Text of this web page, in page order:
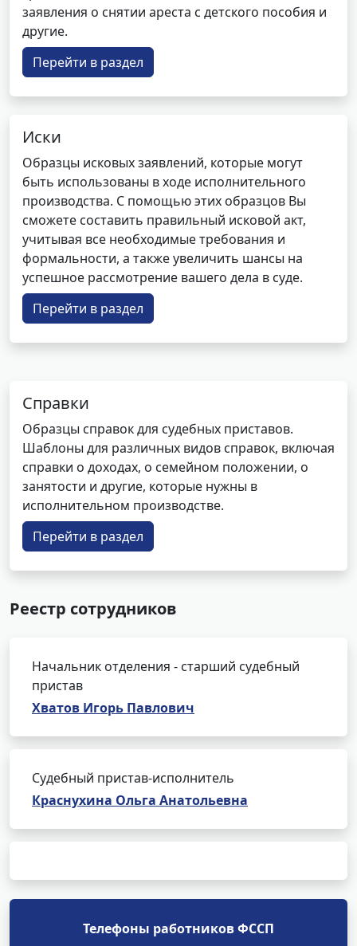
заявления о снятии ареста с детского пособия и
другие.
Перейти в раздел
Иски
Образцы исковых заявлений, которые могут
быть использованы в ходе исполнительного
производства. С помощью этих образцов Вы
сможете составить правильный исковой акт,
учитывая все необходимые требования и
формальности, а также увеличить шансы на
успешное рассмотрение вашего дела в суде.
Перейти в раздел
Справки
Образцы справок для судебных приставов.
Шаблоны для различных видов справок, включая
справки о доходах, о семейном положении, о
занятости и другие, которые нужны в
исполнительном производстве.
Перейти в раздел
Реестр сотрудников
Начальник отделения - старший судебный
пристав
Хватов Игорь Павлович
Судебный пристав-исполнитель
Краснухина Ольга Анатольевна
Телефоны работников ФССП